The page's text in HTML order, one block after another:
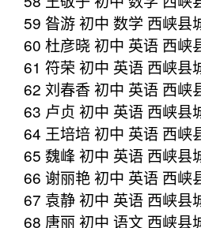
59 昝游 初中 数学 西峡县
60 杜彦晓 初中 英语 西峡
61 符荣 初中 英语 西峡县
62 刘春香 初中 英语 西峡
63 卢贞 初中 英语 西峡县
64 王培培 初中 英语 西峡
65 魏峰 初中 英语 西峡县
66 谢丽艳 初中 英语 西峡
67 袁静 初中 英语 西峡县
68 唐丽 初中 语文 西峡县